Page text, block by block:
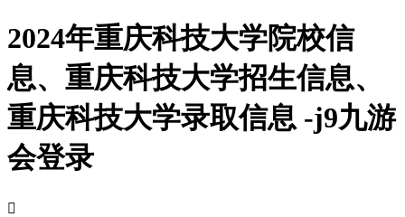
2024年重庆科技大学院校信
息、重庆科技大学招生信息、
重庆科技大学录取信息 -j9九游
会登录
